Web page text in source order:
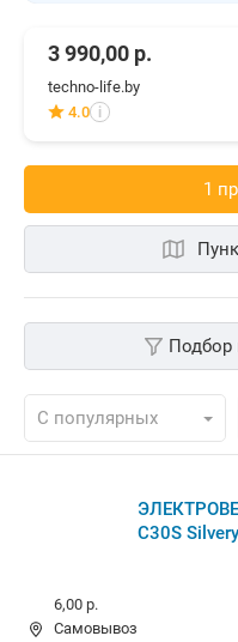
3 990,00 р.
techno-life.by
4.0 i
1
Подбор
C30S
6,00 р.
Самовывоз